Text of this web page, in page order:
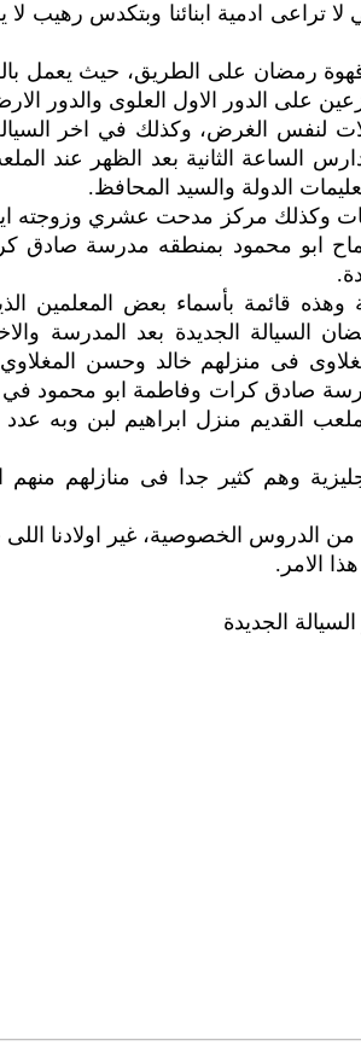
لا تراعى ادمية ابنائنا وبتكدس
رمضان على الطريق، حيث يعمل
على الدور الاول العلوى والدور
لنفس الغرض، وكذلك في اخر السيالة
الساعة الثانية بعد الظهر عند
الدولة والسيد المحافظ.
وكذلك مركز مدحت عشري وزوجته
ابو محمود بمنطقه مدرسة صادق
قائمة بأسماء بعض المعلمين
فوق قهوه رمضان السيالة الجديدة بعد
فى منزلهم خالد وحسن
صادق كرات وفاطمة ابو محمود في
القديم منزل ابراهيم لبن وبه
وهم كثير جدا فى منازلهم منهم
من الدروس الخصوصية، غير اولادنا
الامر.
الجديدة